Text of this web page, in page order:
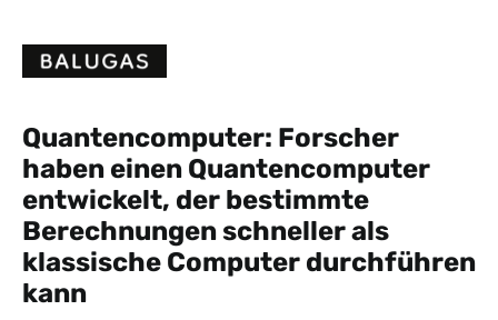
content
Quantencomputer: Forscher
haben einen Quantencomputer
entwickelt, der bestimmte
Berechnungen schneller als
klassische Computer durchführen
kann